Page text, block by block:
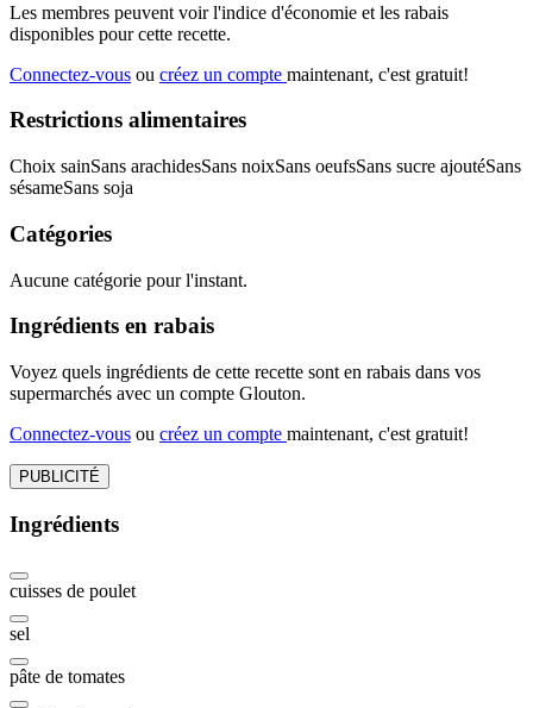
Les membres peuvent voir l'indice d'économie et les rabais
disponibles pour cette recette.
Connectez-vous ou créez un compte maintenant, c'est gratuit!
Restrictions alimentaires
Choix sainSans arachidesSans noixSans oeufsSans sucre ajoutéSans
sésameSans soja
Catégories
Aucune catégorie pour l'instant.
Ingrédients en rabais
Voyez quels ingrédients de cette recette sont en rabais dans vos
supermarchés avec un compte Glouton.
Connectez-vous ou créez un compte maintenant, c'est gratuit!
PUBLICITÉ
Ingrédients
cuisses de poulet
sel
pâte de tomates